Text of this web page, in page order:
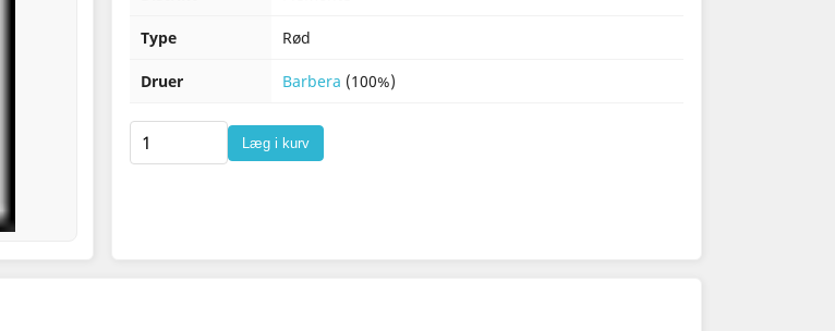
Type Rød
Druer Barbera (100%)
Læg i kurv